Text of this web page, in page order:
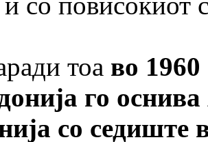
тоа во
го
со седиште